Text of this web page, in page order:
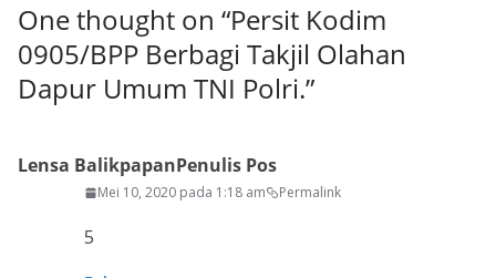
One thought on “Persit Kodim
0905/BPP Berbagi Takjil Olahan
Dapur Umum TNI Polri.”
Lensa BalikpapanPenulis Pos
Mei 10, 2020 pada 1:18 am Permalink
5